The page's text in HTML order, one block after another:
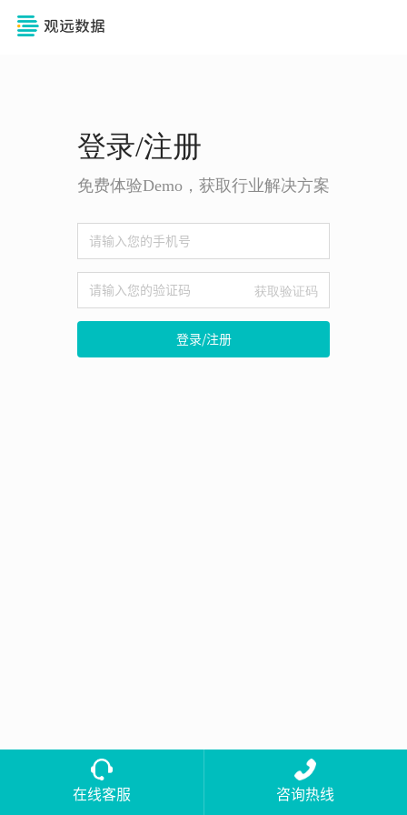
登录/注册
免费体验Demo，获取行业解决方案
获取验证码
登录/注册
在线客服 咨询热线